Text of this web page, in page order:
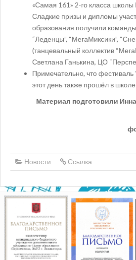
«Самая 161» 2-го класса
Сладкие призы и дипломы
образования получили
“Леденцы”, “МегаМиксики”,
(танцевальный коллектив
Светлана Ганькина, ЦО
Примечательно, что фестиваль
этот день также прошёл в
Материал подготовили
Новости Ссылка